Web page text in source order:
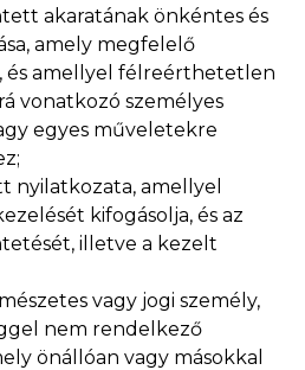
akaratának önkéntes és
amely megfelelő
és amellyel félreérthetetlen
vonatkozó személyes
egyes műveletekre
nyilatkozata, amellyel
kifogásolja, és az
illetve a kezelt
vagy jogi személy,
nem rendelkező
önállóan vagy másokkal